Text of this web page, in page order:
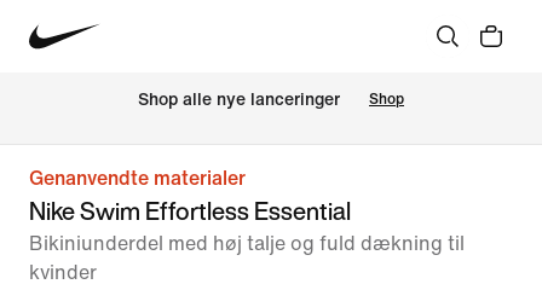
Shop alle nye lanceringer Shop
Genanvendte materialer
Nike Swim Effortless Essential
Bikiniunderdel med høj talje og fuld dækning til
kvinder